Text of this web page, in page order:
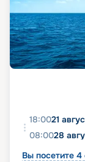
18:0021
08:0028
Вы посетите 4